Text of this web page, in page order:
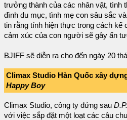
trưởng thành của các nhân vật, tình
đình du mục, tình mẹ con sâu sắc
tin rằng tính hiện thực trong cách kể
cảm xúc của con người sẽ gây ấn
BJIFF sẽ diễn ra cho đến ngày 20
Climax Studio Hàn Quốc xây
Happy Boy
Climax Studio, công ty đứng sau D.P.
với việc sắp đặt một loạt các câu